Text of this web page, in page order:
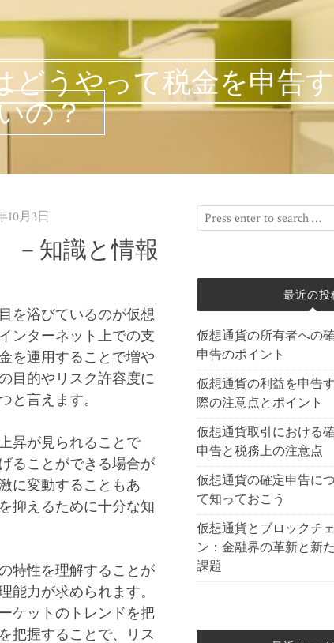
どうやって税金を申告
の？
10月3日
－知識と情報
を浴びているのが仮想
ンターネット上での支
を運用することで増や
目的やリスク許容度に
と言えます。
昇が見られることで
ることができる場合が
に変動することもあ
抑えるために十分な知
特性を理解することが
力が求められます。
ケットのトレンドを把
把握することで、リス
最近の投
仮想通貨の所有者への
申告のポイント
仮想通貨の利益を申告
際の注意点とポイント
仮想通貨取引における
申告と税務上の注意点
仮想通貨の確定申告に
て知っておこう
仮想通貨とブロックチ
ン：金融界の革新と新
課題